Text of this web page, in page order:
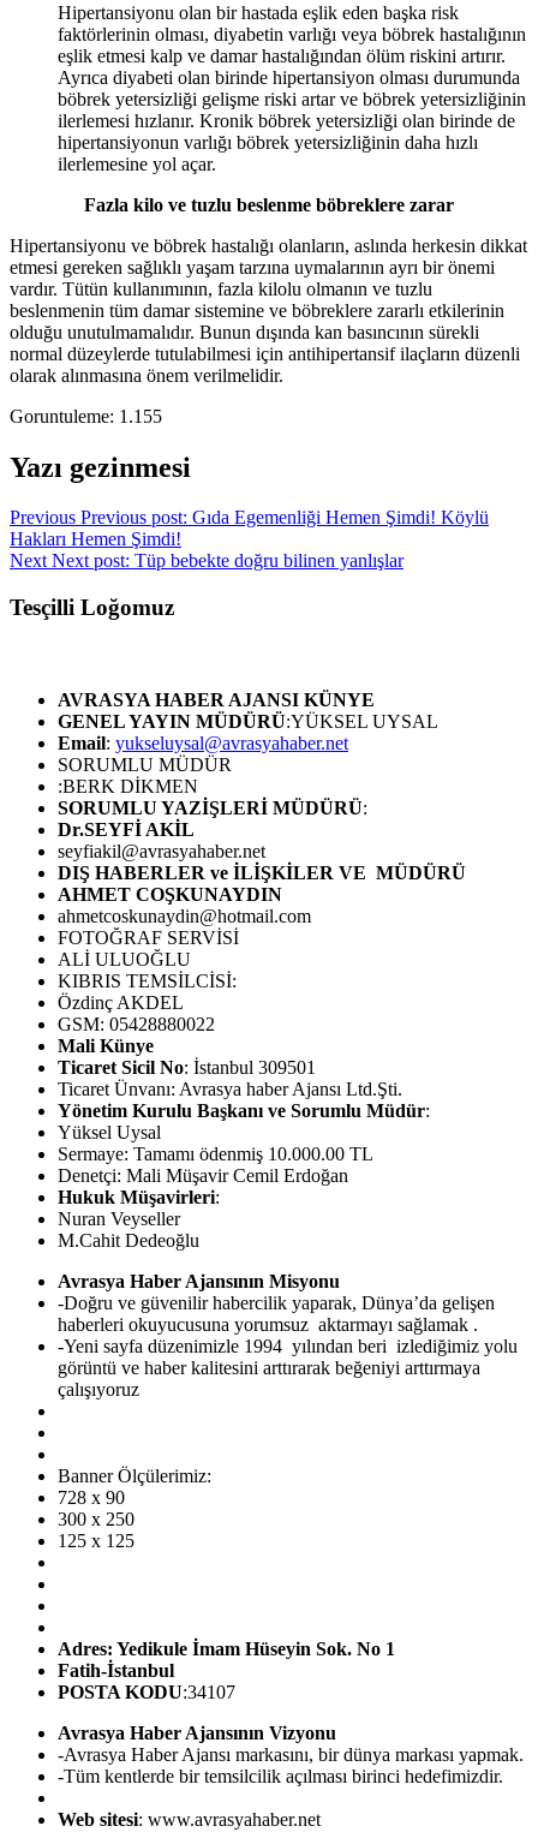
Hipertansiyonu olan bir hastada eşlik eden başka risk
faktörlerinin olması, diyabetin varlığı veya böbrek hastalığının
eşlik etmesi kalp ve damar hastalığından ölüm riskini artırır.
Ayrıca diyabeti olan birinde hipertansiyon olması durumunda
böbrek yetersizliği gelişme riski artar ve böbrek yetersizliğinin
ilerlemesi hızlanır. Kronik böbrek yetersizliği olan birinde de
hipertansiyonun varlığı böbrek yetersizliğinin daha hızlı
ilerlemesine yol açar.
Fazla kilo ve tuzlu beslenme böbreklere zarar
Hipertansiyonu ve böbrek hastalığı olanların, aslında herkesin dikkat
etmesi gereken sağlıklı yaşam tarzına uymalarının ayrı bir önemi
vardır. Tütün kullanımının, fazla kilolu olmanın ve tuzlu
beslenmenin tüm damar sistemine ve böbreklere zararlı etkilerinin
olduğu unutulmamalıdır. Bunun dışında kan basıncının sürekli
normal düzeylerde tutulabilmesi için antihipertansif ilaçların düzenli
olarak alınmasına önem verilmelidir.
Goruntuleme: 1.155
Yazı gezinmesi
Previous Previous post: Gıda Egemenliği Hemen Şimdi! Köylü
Hakları Hemen Şimdi!
Next Next post: Tüp bebekte doğru bilinen yanlışlar
Tesçilli Loğomuz
AVRASYA HABER AJANSI KÜNYE
GENEL YAYIN MÜDÜRÜ:YÜKSEL UYSAL
Email: yukseluysal@avrasyahaber.net
SORUMLU MÜDÜR
:BERK DİKMEN
SORUMLU YAZİŞLERİ MÜDÜRÜ:
Dr.SEYFİ AKİL
seyfiakil@avrasyahaber.net
DIŞ HABERLER ve İLİŞKİLER VE MÜDÜRÜ
AHMET COŞKUNAYDIN
ahmetcoskunaydin@hotmail.com
FOTOĞRAF SERVİSİ
ALİ ULUOĞLU
KIBRIS TEMSİLCİSİ:
Özdinç AKDEL
GSM: 05428880022
Mali Künye
Ticaret Sicil No: İstanbul 309501
Ticaret Ünvanı: Avrasya haber Ajansı Ltd.Şti.
Yönetim Kurulu Başkanı ve Sorumlu Müdür:
Yüksel Uysal
Sermaye: Tamamı ödenmiş 10.000.00 TL
Denetçi: Mali Müşavir Cemil Erdoğan
Hukuk Müşavirleri:
Nuran Veyseller
M.Cahit Dedeoğlu
Avrasya Haber Ajansının Misyonu
-Doğru ve güvenilir habercilik yaparak, Dünya’da gelişen
haberleri okuyucusuna yorumsuz aktarmayı sağlamak .
-Yeni sayfa düzenimizle 1994 yılından beri izlediğimiz yolu
görüntü ve haber kalitesini arttırarak beğeniyi arttırmaya
çalışıyoruz
Banner Ölçülerimiz:
728 x 90
300 x 250
125 x 125
Adres: Yedikule İmam Hüseyin Sok. No 1
Fatih-İstanbul
POSTA KODU:34107
Avrasya Haber Ajansının Vizyonu
-Avrasya Haber Ajansı markasını, bir dünya markası yapmak.
-Tüm kentlerde bir temsilcilik açılması birinci hedefimizdir.
Web sitesi: www.avrasyahaber.net